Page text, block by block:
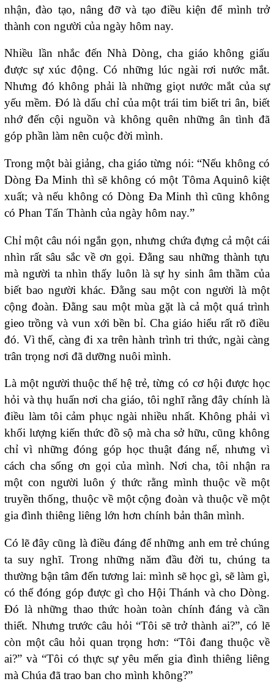
nhận, đào tạo, nâng đỡ và tạo điều kiện để mình trở
thành con người của ngày hôm nay.
Nhiều lần nhắc đến Nhà Dòng, cha giáo không giấu
được sự xúc động. Có những lúc ngài rơi nước mắt.
Nhưng đó không phải là những giọt nước mắt của sự
yếu mềm. Đó là dấu chỉ của một trái tim biết tri ân, biết
nhớ đến cội nguồn và không quên những ân tình đã
góp phần làm nên cuộc đời mình.
Trong một bài giảng, cha giáo từng nói: “Nếu không có
Dòng Đa Minh thì sẽ không có một Tôma Aquinô kiệt
xuất; và nếu không có Dòng Đa Minh thì cũng không
có Phan Tấn Thành của ngày hôm nay.”
Chỉ một câu nói ngắn gọn, nhưng chứa đựng cả một cái
nhìn rất sâu sắc về ơn gọi. Đằng sau những thành tựu
mà người ta nhìn thấy luôn là sự hy sinh âm thầm của
biết bao người khác. Đằng sau một con người là một
cộng đoàn. Đằng sau một mùa gặt là cả một quá trình
gieo trồng và vun xới bền bỉ. Cha giáo hiểu rất rõ điều
đó. Vì thế, càng đi xa trên hành trình tri thức, ngài càng
trân trọng nơi đã dưỡng nuôi mình.
Là một người thuộc thế hệ trẻ, từng có cơ hội được học
hỏi và thụ huấn nơi cha giáo, tôi nghĩ rằng đây chính là
điều làm tôi cảm phục ngài nhiều nhất. Không phải vì
khối lượng kiến thức đồ sộ mà cha sở hữu, cũng không
chỉ vì những đóng góp học thuật đáng nể, nhưng vì
cách cha sống ơn gọi của mình. Nơi cha, tôi nhận ra
một con người luôn ý thức rằng mình thuộc về một
truyền thống, thuộc về một cộng đoàn và thuộc về một
gia đình thiêng liêng lớn hơn chính bản thân mình.
Có lẽ đây cũng là điều đáng để những anh em trẻ chúng
ta suy nghĩ. Trong những năm đầu đời tu, chúng ta
thường bận tâm đến tương lai: mình sẽ học gì, sẽ làm gì,
có thể đóng góp được gì cho Hội Thánh và cho Dòng.
Đó là những thao thức hoàn toàn chính đáng và cần
thiết. Nhưng trước câu hỏi “Tôi sẽ trở thành ai?”, có lẽ
còn một câu hỏi quan trọng hơn: “Tôi đang thuộc về
ai?” và “Tôi có thực sự yêu mến gia đình thiêng liêng
mà Chúa đã trao ban cho mình không?”